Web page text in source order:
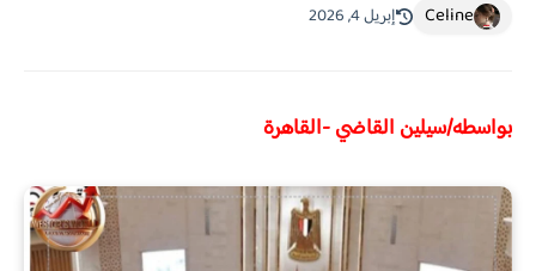
Celine إبريل 4, 2026
بواسطه/سيلين القاضي -القاهرة